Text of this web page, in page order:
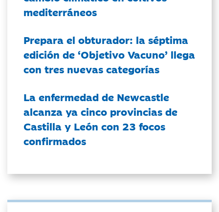
mediterráneos
Prepara el obturador: la séptima
edición de ‘Objetivo Vacuno’ llega
con tres nuevas categorías
La enfermedad de Newcastle
alcanza ya cinco provincias de
Castilla y León con 23 focos
confirmados